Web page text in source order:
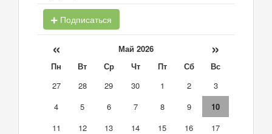
Подписаться
« Май 2026 »
Пн Вт Ср Чт Пт Сб
Вс
27
28 29 30 1 2
3
4
5 6 7 8 9
10
11
12 13 14 15 16
17